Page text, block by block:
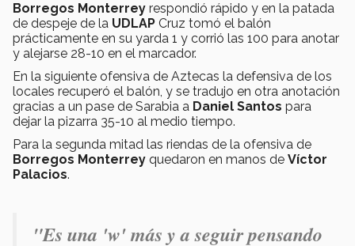
Borregos Monterrey respondió rápido y en la patada
de despeje de la UDLAP Cruz tomó el balón
prácticamente en su yarda 1 y corrió las 100 para anotar
y alejarse 28-10 en el marcador.
En la siguiente ofensiva de Aztecas la defensiva de los
locales recuperó el balón, y se tradujo en otra anotación
gracias a un pase de Sarabia a Daniel Santos para
dejar la pizarra 35-10 al medio tiempo.
Para la segunda mitad las riendas de la ofensiva de
Borregos Monterrey quedaron en manos de Víctor
Palacios.
"Es una 'w' más y a seguir pensando